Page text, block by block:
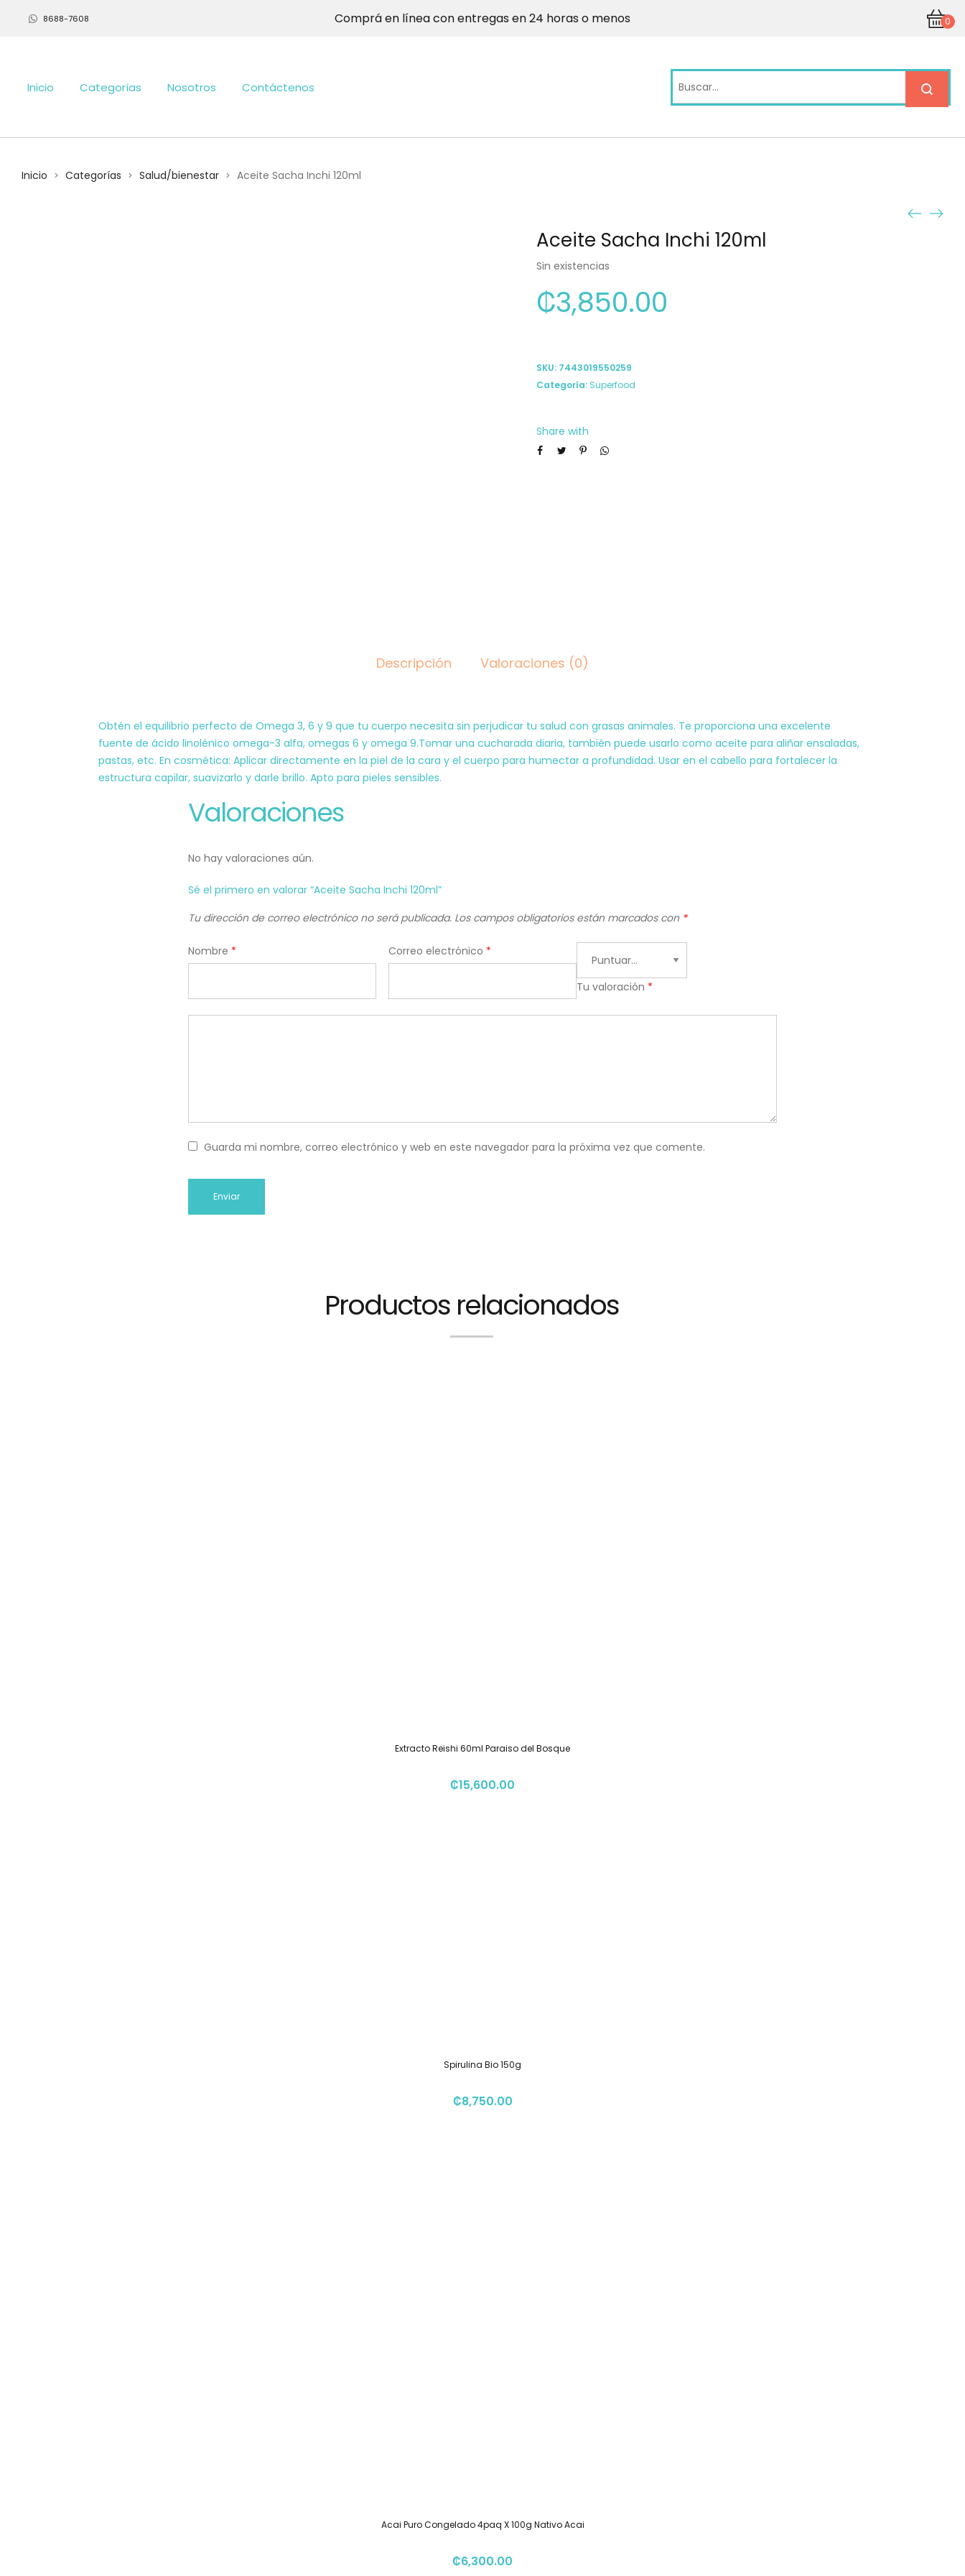
8688-7608 Comprá en línea con entregas en 24 horas o menos 0
Inicio Categorías Nosotros Contáctenos
Inicio > Categorías > Salud/bienestar > Aceite Sacha Inchi 120ml
Aceite Sacha Inchi 120ml
Sin existencias
₡3,850.00
SKU: 7443019550259
Categoría: Superfood
Share with
Descripción Valoraciones (0)
Obtén el equilibrio perfecto de Omega 3, 6 y 9 que tu cuerpo necesita sin perjudicar tu salud con grasas animales. Te proporciona una excelente
fuente de ácido linolénico omega-3 alfa, omegas 6 y omega 9.Tomar una cucharada diaria, también puede usarlo como aceite para aliñar ensaladas,
pastas, etc. En cosmética: Aplicar directamente en la piel de la cara y el cuerpo para humectar a profundidad. Usar en el cabello para fortalecer la
estructura capilar, suavizarlo y darle brillo. Apto para pieles sensibles.
Valoraciones
No hay valoraciones aún.
Sé el primero en valorar “Aceite Sacha Inchi 120ml”
Tu dirección de correo electrónico no será publicada. Los campos obligatorios están marcados con *
Nombre * Correo electrónico *
Tu valoración *
Guarda mi nombre, correo electrónico y web en este navegador para la próxima vez que comente.
Productos relacionados
Extracto Reishi 60ml Paraiso del Bosque
₡15,600.00
Spirulina Bio 150g
₡8,750.00
Acai Puro Congelado 4paq X 100g Nativo Acai
₡6,300.00